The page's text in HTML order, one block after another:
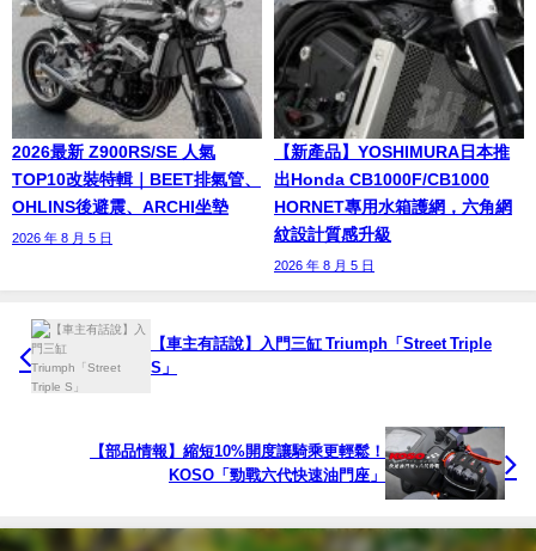
2026最新 Z900RS/SE 人氣
TOP10改裝特輯｜BEET排氣管、
OHLINS後避震、ARCHI坐墊
2026 年 8 月 5 日
【新產品】YOSHIMURA日本推
出Honda CB1000F/CB1000
HORNET專用水箱護網，六角網
紋設計質感升級
2026 年 8 月 5 日
【車主有話說】入門三缸 Triumph「Street Triple
S」
【部品情報】縮短10%開度讓騎乘更輕鬆！
KOSO「勁戰六代快速油門座」